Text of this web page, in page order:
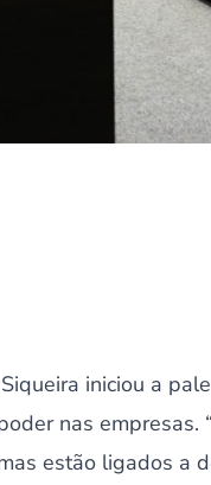
iniciou a
nas
estão ligados a